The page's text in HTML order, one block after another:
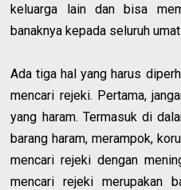
keluarga lain dan bisa
banaknya kepada seluruh
Ada tiga hal yang harus
mencari rejeki. Pertama,
yang haram. Termasuk di
barang haram, merampok,
mencari rejeki dengan
mencari rejeki merupakan